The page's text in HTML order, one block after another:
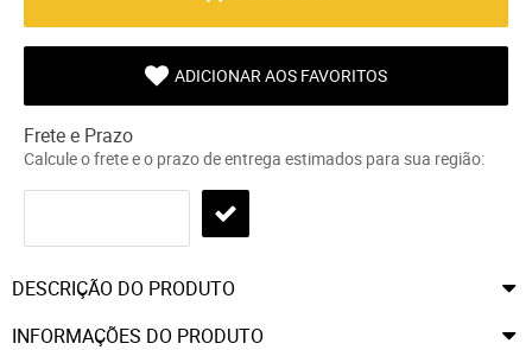
ADICIONAR AOS FAVORITOS
Frete e Prazo
Calcule o frete e o prazo de entrega estimados para sua região:
DESCRIÇÃO DO PRODUTO
INFORMAÇÕES DO PRODUTO